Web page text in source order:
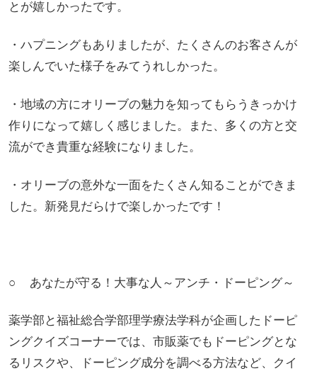
とが嬉しかったです。
・ハプニングもありましたが、たくさんのお客さんが
楽しんでいた様子をみてうれしかった。
・地域の方にオリーブの魅力を知ってもらうきっかけ
作りになって嬉しく感じました。また、多くの方と交
流ができ貴重な経験になりました。
・オリーブの意外な一面をたくさん知ることができま
した。新発見だらけで楽しかったです！
○ あなたが守る！大事な人～アンチ・ドーピング～
薬学部と福祉総合学部理学療法学科が企画したドーピ
ングクイズコーナーでは、市販薬でもドーピングとな
るリスクや、ドーピング成分を調べる方法など、クイ